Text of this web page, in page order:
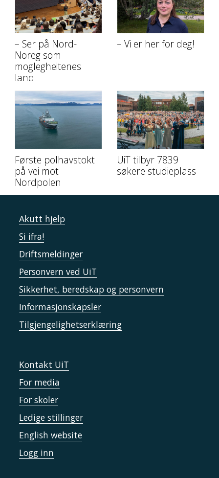
– Ser på Nord-
Noreg som
moglegheitenes
land
– Vi er her for deg!
Første polhavstokt
på vei mot
Nordpolen
UiT tilbyr 7839
søkere studieplass
Akutt hjelp
Si ifra!
Driftsmeldinger
Personvern ved UiT
Sikkerhet, beredskap og personvern
Informasjonskapsler
Tilgjengelighetserklæring
Kontakt UiT
For media
For skoler
Ledige stillinger
English website
Logg inn